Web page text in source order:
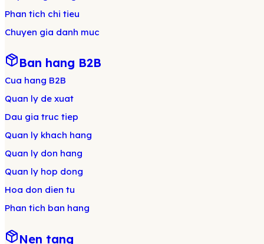
Phan tich chi tieu
Chuyen gia danh muc
Ban hang B2B
Cua hang B2B
Quan ly de xuat
Dau gia truc tiep
Quan ly khach hang
Quan ly don hang
Quan ly hop dong
Hoa don dien tu
Phan tich ban hang
Nen tang